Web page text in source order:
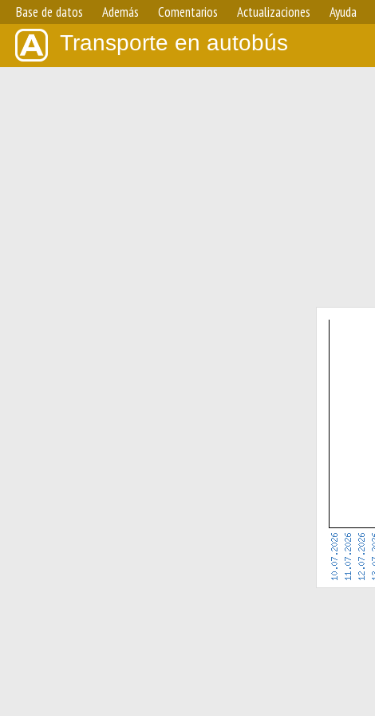
Base de datos Además Comentarios Actualizaciones Ayuda
Transporte en autobús